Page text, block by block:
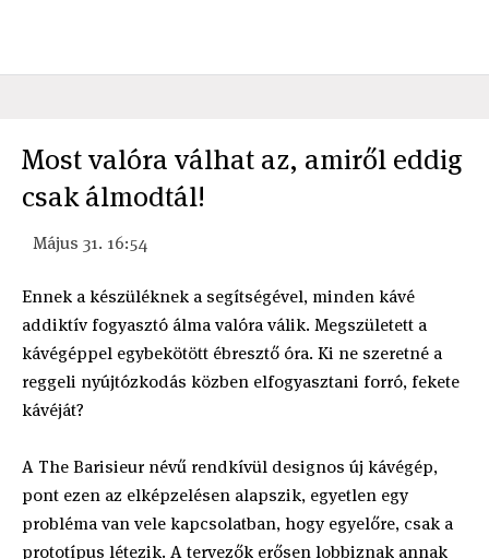
Most valóra válhat az, amiről eddig
csak álmodtál!
Május 31. 16:54
Ennek a készüléknek a segítségével, minden kávé
addiktív fogyasztó álma valóra válik. Megszületett a
kávégéppel egybekötött ébresztő óra. Ki ne szeretné a
reggeli nyújtózkodás közben elfogyasztani forró, fekete
kávéját?
A The Barisieur névű rendkívül designos új kávégép,
pont ezen az elképzelésen alapszik, egyetlen egy
probléma van vele kapcsolatban, hogy egyelőre, csak a
prototípus létezik. A tervezők erősen lobbiznak annak